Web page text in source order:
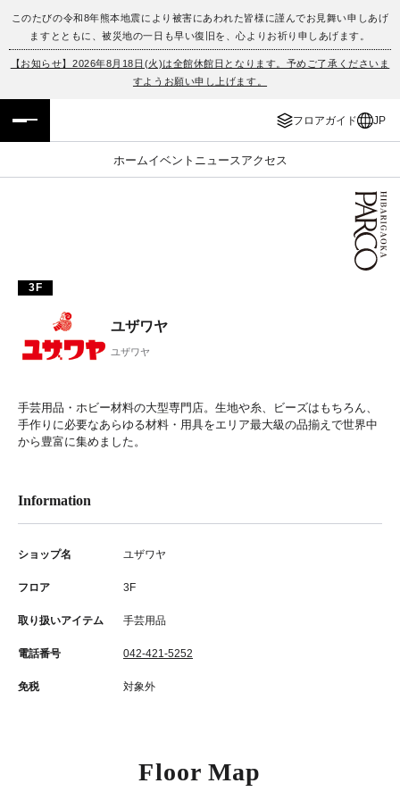
このたびの令和8年熊本地震により被害にあわれた皆様に謹んでお見舞い申しあげ
ますとともに、被災地の一日も早い復旧を、心よりお祈り申しあげます。
【お知らせ】2026年8月18日(火)は全館休館日となります。予めご了承くださいま
すようお願い申し上げます。
フロアガイド JP
ホームイベント ニュース アクセス
フロアガイド
イベント・ポップアップ
ニュース
PARCOメンバーズ
ENGLISH
簡体字
한국어
3F
ユザワヤ
ユザワヤ
手芸用品・ホビー材料の大型専門店。生地や糸、ビーズはもちろん、
手作りに必要なあらゆる材料・用具をエリア最大級の品揃えで世界中
から豊富に集めました。
Information
ショップ名 ユザワヤ
フロア 3F
取り扱いアイテム 手芸用品
電話番号 042-421-5252
免税 対象外
Floor Map